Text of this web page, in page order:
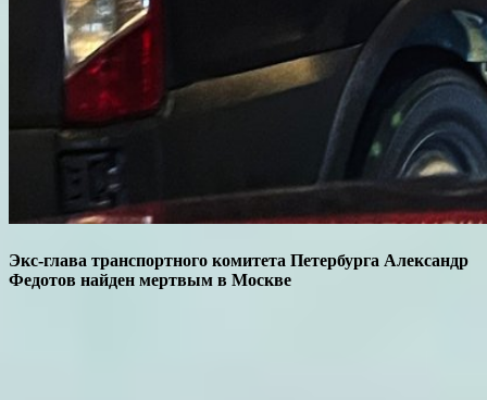
Экс-глава транспортного комитета Петербурга Александр
Федотов найден мертвым в Москве